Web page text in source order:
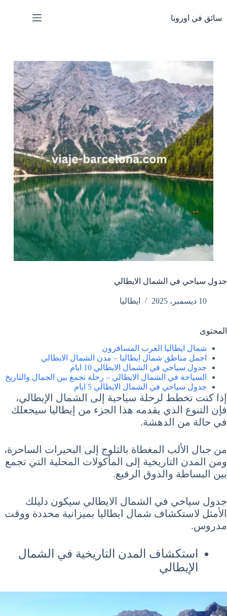
المحتوى
سائق في اوروبا
جدول سياحي في الشمال الايطالي
10 ديسمبر، 2025 ايطاليا
المحتوى
شمال ايطاليا العرب المسافرون
اجمل مناطق شمال ايطاليا – مدن الشمال الايطالي
جدول سياحي في الشمال الايطالي 10 ايام
السياحة في الشمال الايطالي – رحلة تجمع بين الجمال والتاريخ
جدول سياحي في الشمال الايطالي 5 ايام
إذا كنت تخطط لرحلة سياحية إلى الشمال الإيطالي،
فإن التنوع الذي يقدمه هذا الجزء من إيطاليا سيجعلك
في حالة من الدهشة.
من جبال الألب المغطاة بالثلوج إلى البحيرات الساحرة،
ومن المدن التاريخية إلى المأكولات المحلية التي تجمع
بين البساطة والذوق الرفيع.
جدول سياحي في الشمال الايطالي سيكون دليلك
الأمثل لاستكشاف شمال ايطاليا بميزانية محددة ووقت
مدروس.
استكشاف المدن التاريخية في الشمال
الإيطالي